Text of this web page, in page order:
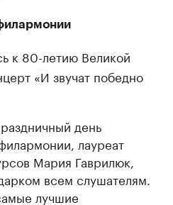
к 80-летию Великой
«И звучат победно
день
лауреат
Мария Гаврилюк,
всем слушателям.
лучшие